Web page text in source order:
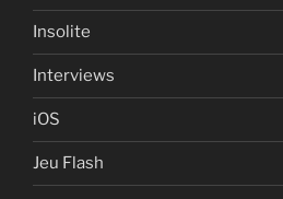
Insolite
Interviews
iOS
Jeu Flash